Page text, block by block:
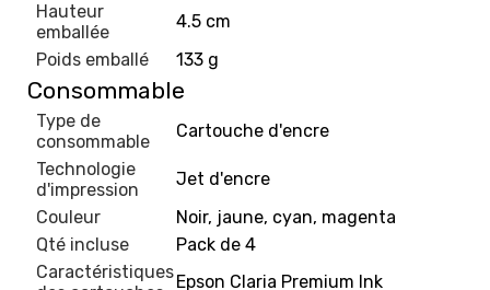
Hauteur
emballée
4.5 cm
Poids emballé
133 g
Consommable
Type de
consommable
Cartouche d'encre
Technologie
d'impression
Jet d'encre
Couleur
Noir, jaune, cyan, magenta
Qté incluse
Pack de 4
CaractéristiquesEpson Claria Premium Ink